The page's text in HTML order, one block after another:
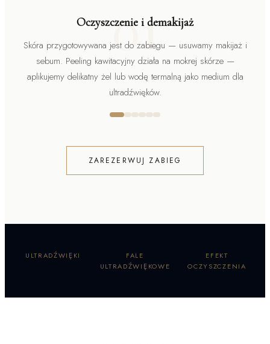
01
Oczyszczenie i demakijaż
Skóra przygotowywana jest do zabiegu — usuwamy makijaż i
sebum. Peeling kawitacyjny działa na mokrej skórze —
aplikujemy delikatny żel lub wodę termalną jako medium dla
ultradźwięków.
ZAREZERWUJ ZABIEG
ULTRADŹWIĘKI
FALE
ULTRADŹWIĘKOWE
EFEKT
OCZYSZCZENIA